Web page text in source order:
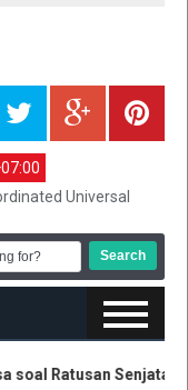
Universal
Ratusan Senjata